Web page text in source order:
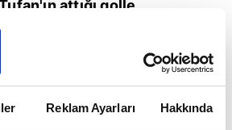
Reklam Ayarları Hakkında
attığı golle
skoru 1-1’e getirdi.